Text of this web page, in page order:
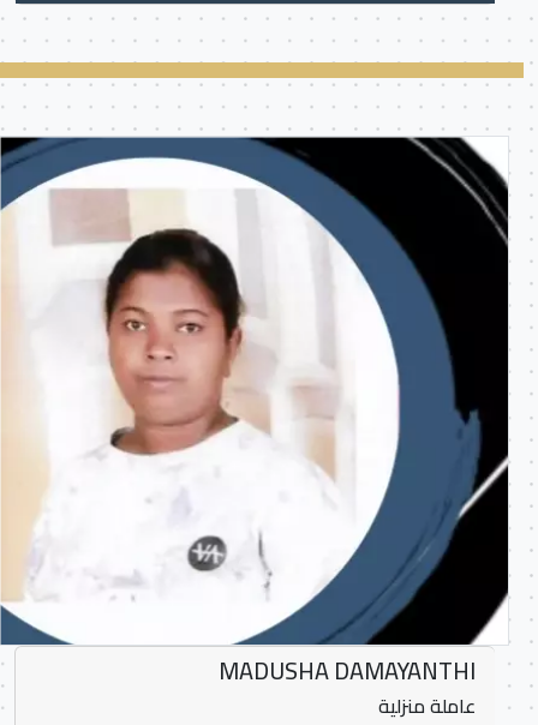
MADUSHA DAMAYANTHI
عاملة منزلية